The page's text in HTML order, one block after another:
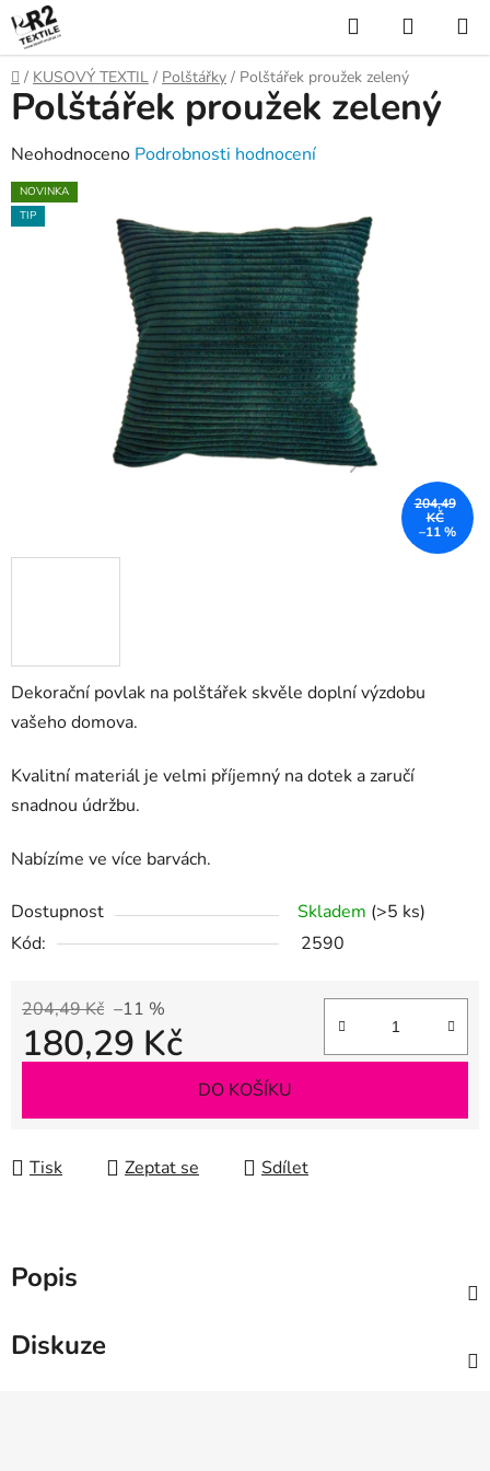
Přejít
na
obsah
Hledat
KOŠÍK
Domů
/ KUSOVÝ TEXTIL / Polštářky / Polštářek proužek zelený
Dekorační povlak na polštářek skvěle doplní výzdobu
vašeho domova.
Kvalitní materiál je velmi příjemný na dotek a zaručí
snadnou údržbu.
Nabízíme ve více barvách.
Dostupnost Skladem (>5 ks)
Kód:
2590
204,49 Kč –11 %
180,29 Kč
DO KOŠÍKU
Tisk Zeptat se Sdílet
Polštářek proužek zelený
Průměrné
hodnocení
produktu
Neohodnoceno Podrobnosti hodnocení
NOVINKA
TIP
204,49
KČ
–11 %
Popis
Diskuze